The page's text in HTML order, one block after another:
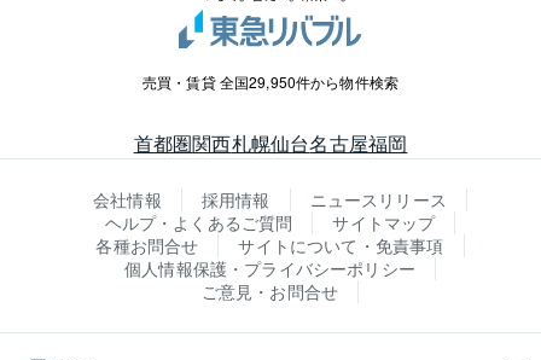
売買・賃貸 全国29,950件から物件検索
首都圏関西札幌仙台名古屋福岡
会社情報 採用情報
ニュースリリース
ヘルプ・よくあるご質問
サイトマップ
各種お問合せ
サイトについて・免責事項
個人情報保護・プライバシーポリシー
ご意見・お問合せ